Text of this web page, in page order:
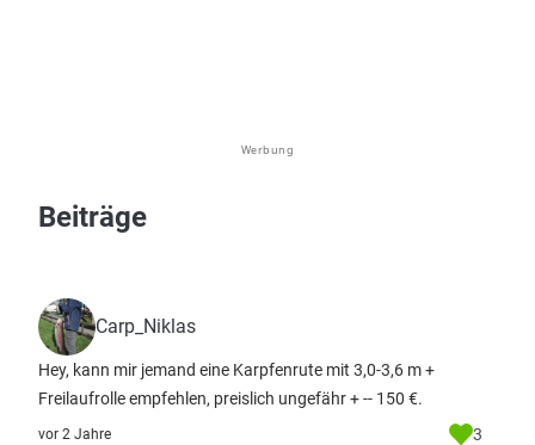
Werbung
Beiträge
Carp_Niklas
Hey, kann mir jemand eine Karpfenrute mit 3,0-3,6 m +
Freilaufrolle empfehlen, preislich ungefähr + -- 150 €.
vor 2 Jahre 3